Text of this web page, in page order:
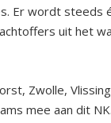
Er wordt steeds
uit het
Zwolle,
mee aan dit NK.